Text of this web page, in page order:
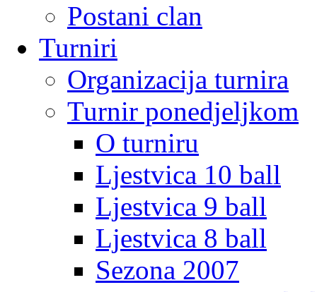
Postani clan
Turniri
Organizacija turnira
Turnir ponedjeljkom
O turniru
Ljestvica 10 ball
Ljestvica 9 ball
Ljestvica 8 ball
Sezona 2007